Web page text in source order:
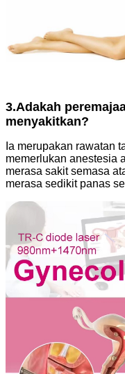
3.Adakah
menyakitkan?
Ia merupakan rawatan
memerlukan anestesia
merasa sakit semasa
merasa sedikit panas